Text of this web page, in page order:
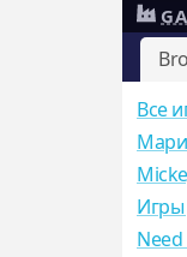
Все
Игры
Need